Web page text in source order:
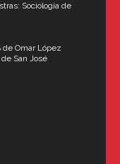
Sociología de
de Omar López
San José